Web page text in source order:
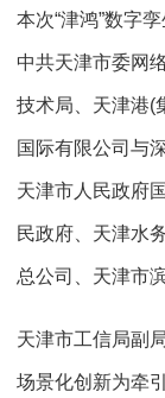
本次“津鸿”数字
中共天津市委网
技术局、天津港(
国际有限公司与
天津市人民政府
民政府、天津水
总公司、天津市
天津市工信局副
场景化创新为牵